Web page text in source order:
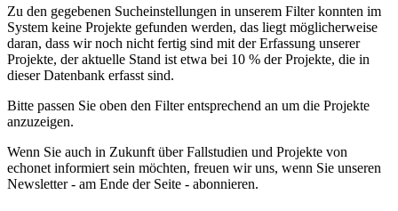
Zu den gegebenen Sucheinstellungen in unserem Filter konnten im
System keine Projekte gefunden werden, das liegt möglicherweise
daran, dass wir noch nicht fertig sind mit der Erfassung unserer
Projekte, der aktuelle Stand ist etwa bei 10 % der Projekte, die in
dieser Datenbank erfasst sind.
Bitte passen Sie oben den Filter entsprechend an um die Projekte
anzuzeigen.
Wenn Sie auch in Zukunft über Fallstudien und Projekte von
echonet informiert sein möchten, freuen wir uns, wenn Sie unseren
Newsletter - am Ende der Seite - abonnieren.